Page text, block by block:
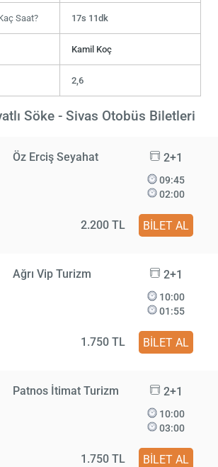
Saat? 17s 11dk
Kamil Koç
2,6
Söke - Sivas Otobüs Biletleri
Öz Erciş Seyahat 2+1
09:45
02:00
2.200 TL BİLET AL
Ağrı Vip Turizm 2+1
10:00
01:55
1.750 TL BİLET AL
Patnos İtimat Turizm 2+1
10:00
03:00
1.750 TL BİLET AL